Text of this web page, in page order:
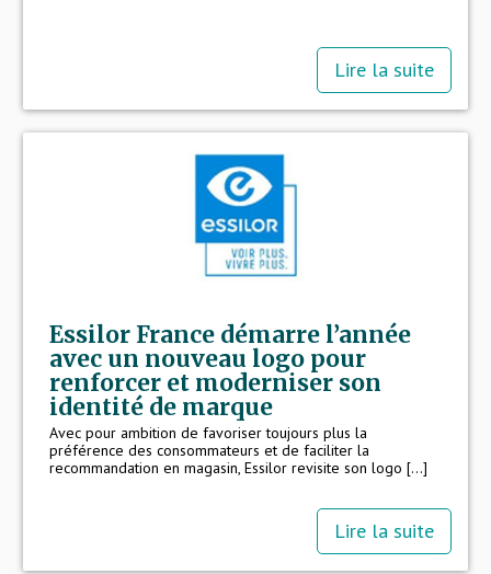
Lire la suite
Essilor France démarre l’année
avec un nouveau logo pour
renforcer et moderniser son
identité de marque
Avec pour ambition de favoriser toujours plus la
préférence des consommateurs et de faciliter la
recommandation en magasin, Essilor revisite son logo [...]
Lire la suite